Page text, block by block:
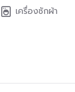
เครื่องซักผ้า